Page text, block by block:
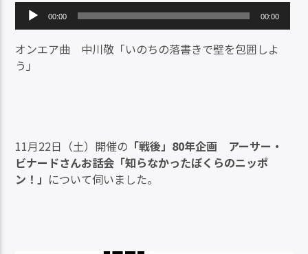
声
プ
レ
ー
00:00 00:00
オンエア曲 中川敬「いのちの落書きで壁を包囲しよ
う」
11月22日（土）開催の 「戦後」80年企画 アーサー・
ビナードさんお話会「知らなかったぼくらのニッポ
ン！」 について伺いました。